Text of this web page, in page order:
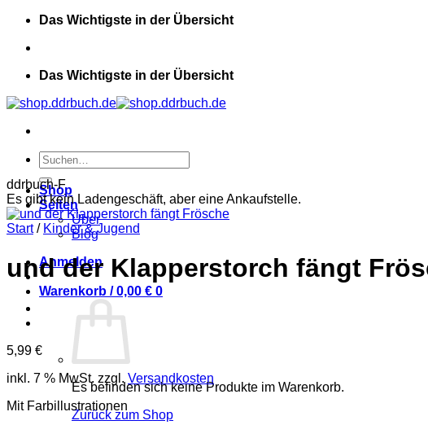
Zum
springen
Das Wichtigste in der Übersicht
Das Wichtigste in der Übersicht
Suchen
nach:
Shop
Seiten
Über
Blog
Anmelden
Warenkorb /0,00 € 0
Es befinden sich keine Produkte im Warenkorb.
Zurück zum Shop
ddrbuch-F
Es gibt kein Ladengeschäft, aber eine Ankaufstelle.
Start / Kinder & Jugend
und der Klapperstorch fängt
5,99 €
inkl. 7 % MwSt. zzgl. Versandkosten
Mit Farbillustrationen